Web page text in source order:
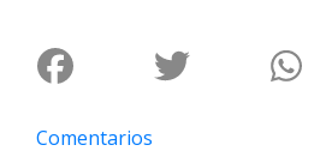
Fotos
de
Clasificados
Comentarios